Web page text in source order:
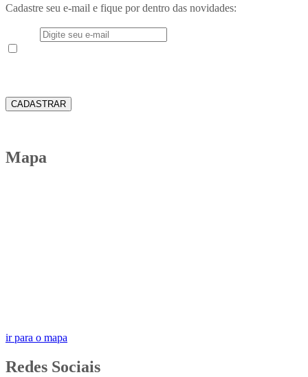
Cadastre seu e-mail e fique por dentro das novidades:
CADASTRAR
Mapa
ir para o mapa
Redes Sociais